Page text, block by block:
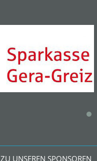
ZU UNSEREN SPONSOREN